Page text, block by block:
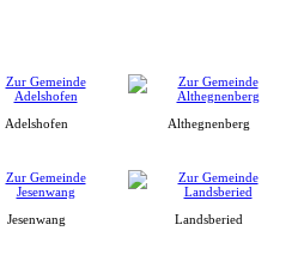
Adelshofen Althegnenberg
Jesenwang Landsberied